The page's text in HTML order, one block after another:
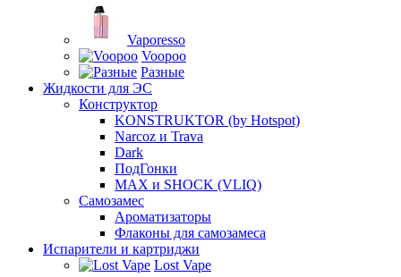
Vaporesso
Voopoo
Разные
Жидкости для ЭС
Конструктор
KONSTRUKTOR (by Hotspot)
Narcoz и Trava
Dark
ПодГонки
MAX и SHOCK (VLIQ)
Самозамес
Ароматизаторы
Флаконы для самозамеса
Испарители и картриджи
Lost Vape